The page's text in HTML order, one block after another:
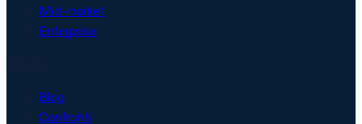
Mid-market
Enterprise
Blog
Confronti